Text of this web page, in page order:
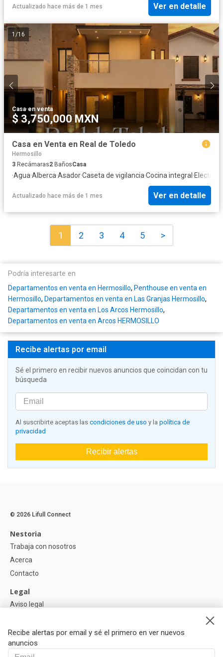
Actualizado hace más de 1 mes Ver en detalle
1 /16
Casa·en venta
$ 3,750,000 MXN
Casa en Venta en Real de Toledo
Hermosillo
3 Recámaras2 BañosCasa
·Agua·Alberca·Asador·Caseta de vigilancia·Cocina integral ·
Actualizado hace más de 1 mes Ver en detalle
1 2 3 4 5 >
Podría interesarte en
Departamentos en venta en Hermosillo, Penthouse en venta en
Hermosillo, Departamentos en venta en Las Granjas Hermosillo,
Departamentos en venta en Los Arcos Hermosillo,
Departamentos en venta en Arcos HERMOSILLO
Recibe alertas por email
Sé el primero en recibir nuevos anuncios que coincidan con tu
búsqueda
Al suscribirte aceptas las condiciones de uso y la política de
privacidad
Recibir alertas
Recibe alertas por email y sé el primero en ver nuevos
anuncios
© 2026 Lifull Connect
Nestoria
Trabaja con nosotros
Acerca
Contacto
Legal
Aviso legal
Política de Cookies
Ayuda